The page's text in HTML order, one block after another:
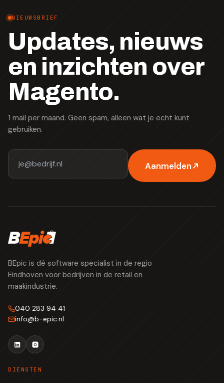
NIEUWSBRIEF
Updates, nieuws
en inzichten over
Magento.
1 mail per maand. Geen spam, alleen wat je echt kunt
gebruiken.
Aanmelden
BEpic is dé software specialist in de regio
Eindhoven voor bedrijven in de retail en
maakindustrie.
040 283 94 41
info@b-epic.nl
DIENSTEN